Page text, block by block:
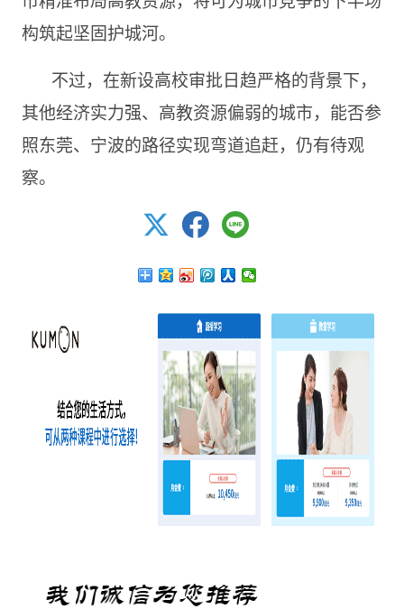
构筑起坚固护城河。
不过，在新设高校审批日趋严格的背景下，
其他经济实力强、高教资源偏弱的城市，能否参
照东莞、宁波的路径实现弯道追赶，仍有待观
察。